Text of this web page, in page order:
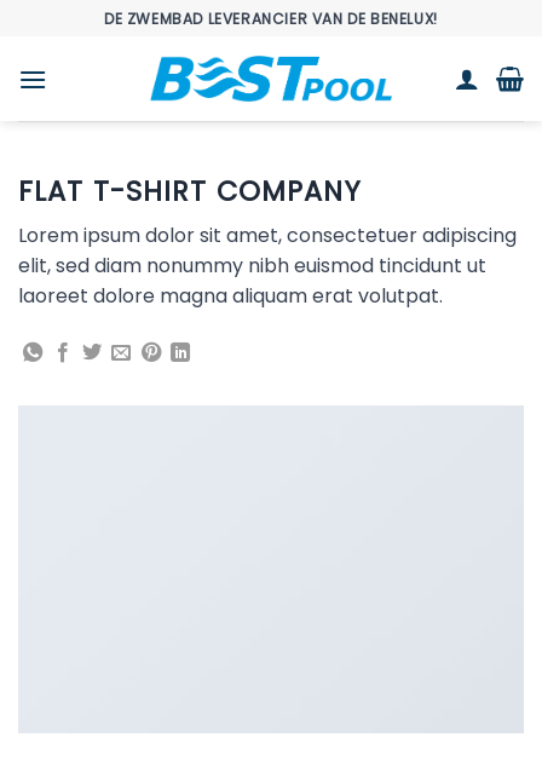
inhoud
DE ZWEMBAD LEVERANCIER VAN DE BENELUX!
FLAT T-SHIRT COMPANY
Lorem ipsum dolor sit amet, consectetuer adipiscing
elit, sed diam nonummy nibh euismod tincidunt ut
laoreet dolore magna aliquam erat volutpat.